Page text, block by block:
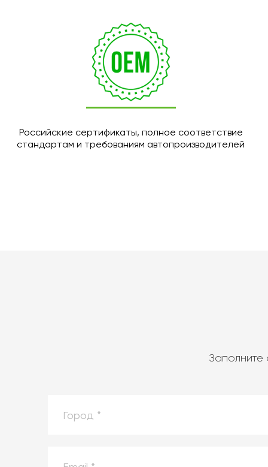
Российские сертификаты, полное соответствие
стандартам и требованиям автопроизводителей